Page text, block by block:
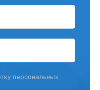
персональных